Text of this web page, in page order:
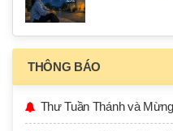
THÔNG BÁO
Thư Tuần Thánh và